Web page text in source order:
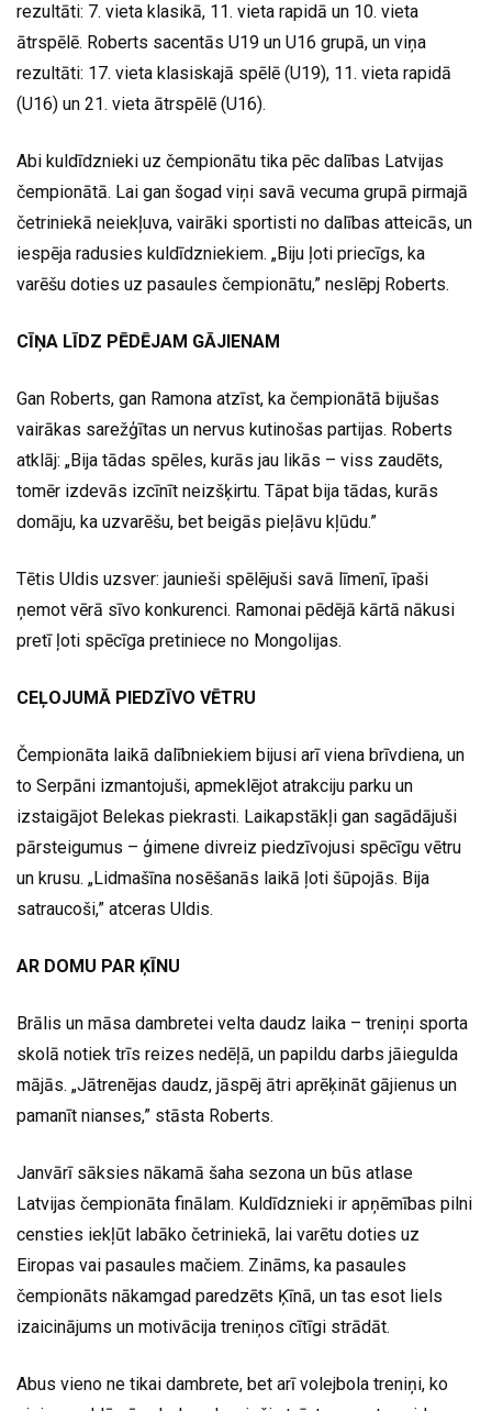
rezultāti: 7. vieta klasikā, 11. vieta rapidā un 10. vieta
ātrspēlē. Roberts sacentās U19 un U16 grupā, un viņa
rezultāti: 17. vieta klasiskajā spēlē (U19), 11. vieta rapidā
(U16) un 21. vieta ātrspēlē (U16).
Abi kuldīdznieki uz čempionātu tika pēc dalības Latvijas
čempionātā. Lai gan šogad viņi savā vecuma grupā pirmajā
četriniekā neiekļuva, vairāki sportisti no dalības atteicās, un
iespēja radusies kuldīdzniekiem. „Biju ļoti priecīgs, ka
varēšu doties uz pasaules čempionātu,” neslēpj Roberts.
CĪŅA LĪDZ PĒDĒJAM GĀJIENAM
Gan Roberts, gan Ramona atzīst, ka čempionātā bijušas
vairākas sarežģītas un nervus kutinošas partijas. Roberts
atklāj: „Bija tādas spēles, kurās jau likās – viss zaudēts,
tomēr izdevās izcīnīt neizšķirtu. Tāpat bija tādas, kurās
domāju, ka uzvarēšu, bet beigās pieļāvu kļūdu.”
Tētis Uldis uzsver: jaunieši spēlējuši savā līmenī, īpaši
ņemot vērā sīvo konkurenci. Ramonai pēdējā kārtā nākusi
pretī ļoti spēcīga pretiniece no Mongolijas.
CEĻOJUMĀ PIEDZĪVO VĒTRU
Čempionāta laikā dalībniekiem bijusi arī viena brīvdiena, un
to Serpāni izmantojuši, apmeklējot atrakciju parku un
izstaigājot Belekas piekrasti. Laikapstākļi gan sagādājuši
pārsteigumus – ģimene divreiz piedzīvojusi spēcīgu vētru
un krusu. „Lidmašīna nosēšanās laikā ļoti šūpojās. Bija
satraucoši,” atceras Uldis.
AR DOMU PAR ĶĪNU
Brālis un māsa dambretei velta daudz laika – treniņi sporta
skolā notiek trīs reizes nedēļā, un papildu darbs jāiegulda
mājās. „Jātrenējas daudz, jāspēj ātri aprēķināt gājienus un
pamanīt nianses,” stāsta Roberts.
Janvārī sāksies nākamā šaha sezona un būs atlase
Latvijas čempionāta finālam. Kuldīdznieki ir apņēmības pilni
censties iekļūt labāko četriniekā, lai varētu doties uz
Eiropas vai pasaules mačiem. Zināms, ka pasaules
čempionāts nākamgad paredzēts Ķīnā, un tas esot liels
izaicinājums un motivācija treniņos cītīgi strādāt.
Abus vieno ne tikai dambrete, bet arī volejbola treniņi, ko